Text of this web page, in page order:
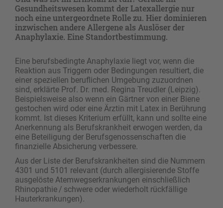
Gesundheitswesen kommt der Latexallergie nur
noch eine untergeordnete Rolle zu. Hier dominieren
inzwischen andere Allergene als Auslöser der
Anaphylaxie. Eine Standortbestimmung.
Eine berufsbedingte Anaphylaxie liegt vor, wenn die
Reaktion aus Triggern oder Bedingungen resultiert, die
einer speziellen beruflichen Umgebung zuzuordnen
sind, erklärte Prof. Dr. med. Regina Treudler (Leipzig).
Beispielsweise also wenn ein Gärtner von einer Biene
gestochen wird oder eine Ärztin mit Latex in Berührung
kommt. Ist dieses Kriterium erfüllt, kann und sollte eine
Anerkennung als Berufskrankheit erwogen werden, da
eine Beteiligung der Berufsgenossenschaften die
finanzielle Absicherung verbessere.
Aus der Liste der Berufskrankheiten sind die Nummern
4301 und 5101 relevant (durch allergisierende Stoffe
ausgelöste Atemwegserkrankungen einschließlich
Rhinopathie / schwere oder wiederholt rückfällige
Hauterkrankungen).